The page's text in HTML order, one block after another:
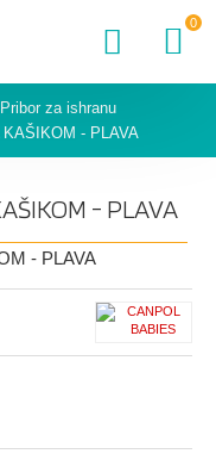
0
Pribor za ishranu
- PLAVA
- PLAVA